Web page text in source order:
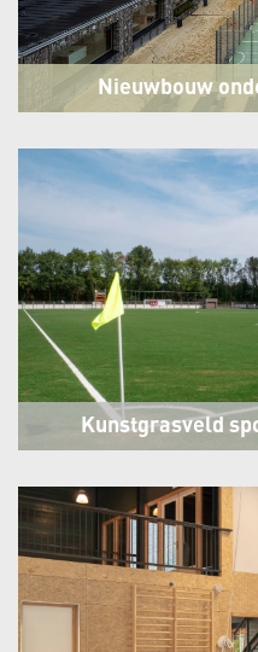
Nieuwbouw
Kunstgrasveld